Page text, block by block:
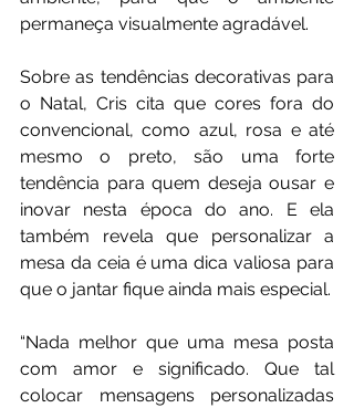
permaneça visualmente agradável.
Sobre as tendências decorativas para
o Natal, Cris cita que cores fora do
convencional, como azul, rosa e até
mesmo o preto, são uma forte
tendência para quem deseja ousar e
inovar nesta época do ano. E ela
também revela que personalizar a
mesa da ceia é uma dica valiosa para
que o jantar fique ainda mais especial.
“Nada melhor que uma mesa posta
com amor e significado. Que tal
colocar mensagens personalizadas